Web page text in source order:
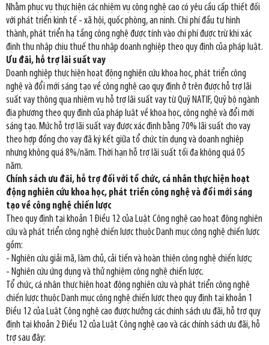
Nhằm phục vụ thực hiện các nhiệm vụ công nghệ cao có yêu cầu cấp thiết đối
với phát triển kinh tế - xã hội, quốc phòng, an ninh. Chi phí đầu tư hình
thành, phát triển hạ tầng công nghệ được tính vào chi phí được trừ khi xác
định thu nhập chịu thuế thu nhập doanh nghiệp theo quy định của pháp luật.
Ưu đãi, hỗ trợ lãi suất vay
Doanh nghiệp thực hiện hoạt động nghiên cứu khoa học, phát triển công
nghệ và đổi mới sáng tạo về công nghệ cao quy định ở trên được hỗ trợ lãi
suất vay thông qua nhiệm vụ hỗ trợ lãi suất vay từ Quỹ NATIF, Quỹ bộ ngành
địa phương theo quy định của pháp luật về khoa học, công nghệ và đổi mới
sáng tạo. Mức hỗ trợ lãi suất vay được xác định bằng 70% lãi suất cho vay
theo hợp đồng cho vay đã ký kết giữa tổ chức tín dụng và doanh nghiệp
nhưng không quá 8%/năm. Thời hạn hỗ trợ lãi suất tối đa không quá 05
năm.
Chính sách ưu đãi, hỗ trợ đối với tổ chức, cá nhân thực hiện hoạt
động nghiên cứu khoa học, phát triển công nghệ và đổi mới sáng
tạo về công nghệ chiến lược
Theo quy định tại khoản 1 Điều 12 của Luật Công nghệ cao hoạt động nghiên
cứu và phát triển công nghệ chiến lược thuộc Danh mục công nghệ chiến lược
gồm:
- Nghiên cứu giải mã, làm chủ, cải tiến và hoàn thiện công nghệ chiến lược;
- Nghiên cứu ứng dụng và thử nghiệm công nghệ chiến lược.
Tổ chức, cá nhân thực hiện hoạt động nghiên cứu và phát triển công nghệ
chiến lược thuộc Danh mục công nghệ chiến lược theo quy định tại khoản 1
Điều 12 của Luật Công nghệ cao được hưởng các chính sách ưu đãi, hỗ trợ quy
định tại khoản 2 Điều 12 của Luật Công nghệ cao và các chính sách ưu đãi, hỗ
trợ sau đây: